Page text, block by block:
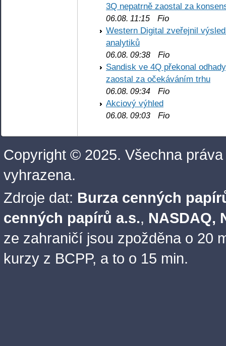
3Q nepatrně zaostal za
06.08. 11:15 Fio
Western Digital zveřejnil
analytiků
06.08. 09:38 Fio
Sandisk ve 4Q překonal
zaostal za očekáváním trhu
06.08. 09:34 Fio
Akciový výhled
06.08. 09:03 Fio
Copyright © 2025. Všechna práva
vyhrazena.
Zdroje dat: Burza cenných
cenných papírů a.s., NASDAQ,
ze zahraničí jsou zpožděna o 20
kurzy z BCPP, a to o 15 min.